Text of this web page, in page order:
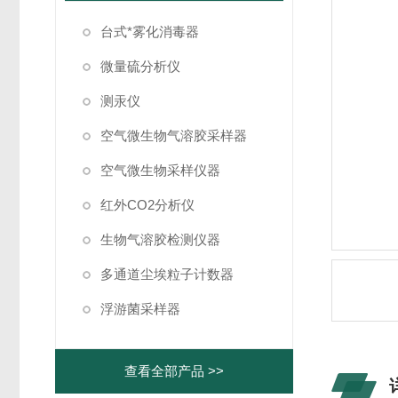
台式*雾化消毒器
微量硫分析仪
测汞仪
空气微生物气溶胶采样器
空气微生物采样仪器
红外CO2分析仪
生物气溶胶检测仪器
多通道尘埃粒子计数器
浮游菌采样器
查看全部产品 >>